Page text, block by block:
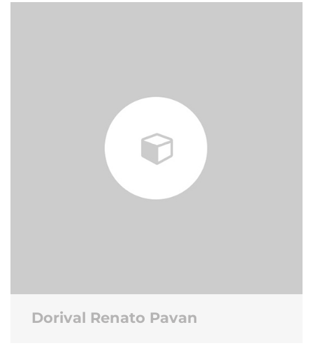
Dorival Renato Pavan